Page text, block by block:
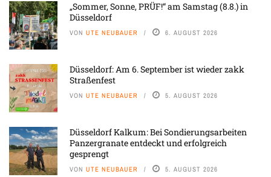
„Sommer, Sonne, PRÜF!“ am Samstag (8.8.) in
Düsseldorf
VON UTE NEUBAUER 6. AUGUST 2026
Düsseldorf: Am 6. September ist wieder zakk
Straßenfest
VON UTE NEUBAUER 5. AUGUST 2026
Düsseldorf Kalkum: Bei Sondierungsarbeiten
Panzergranate entdeckt und erfolgreich
gesprengt
VON UTE NEUBAUER 5. AUGUST 2026